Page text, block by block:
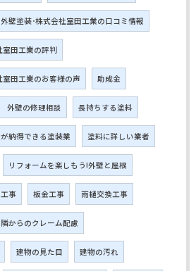
壁塗装･株式会社室田工業の口コミ情報
室田工業の評判
田工業のお客様の声 助成金
壁の修理相談 長持ちする塗料
納得できる塗装業 塗料に詳しい業者
リフォームを楽しもう!外壁と屋根
事 板金工事 雨樋交換工事
からのクレーム配慮
建物の見た目 建物の汚れ